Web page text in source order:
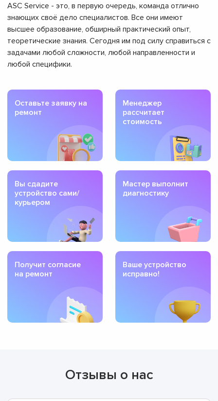
ASC Service - это, в первую очередь, команда отлично
знающих своё дело специалистов. Все они имеют
высшее образование, обширный практический опыт,
теоретические знания. Сегодня им под силу справиться с
задачами любой сложности, любой направленности и
любой специфики.
Оставьте заявку на
ремонт
Менеджер
рассчитает
стоимость
Вы сдадите
устройство сами/
курьером
Мастер выполнит
диагностику
Получит согласие
на ремонт
Ваше устройство
исправно!
Отзывы о нас